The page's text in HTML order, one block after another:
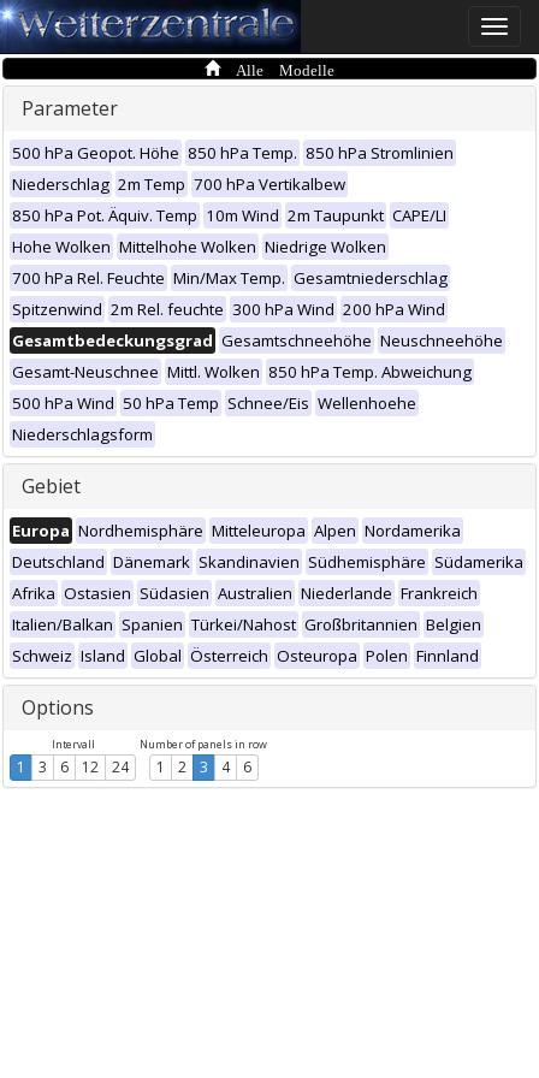
Toggle
Alle Modelle
Parameter
500 hPa Geopot. Höhe 850 hPa Temp. 850 hPa Stromlinien
Niederschlag 2m Temp 700 hPa Vertikalbew
850 hPa Pot. Äquiv. Temp 10m Wind 2m Taupunkt CAPE/LI
Hohe Wolken Mittelhohe Wolken Niedrige Wolken
700 hPa Rel. Feuchte Min/Max Temp. Gesamtniederschlag
Spitzenwind 2m Rel. feuchte 300 hPa Wind 200 hPa Wind
Gesamtbedeckungsgrad Gesamtschneehöhe Neuschneehöhe
Gesamt-Neuschnee Mittl. Wolken 850 hPa Temp. Abweichung
500 hPa Wind 50 hPa Temp Schnee/Eis Wellenhoehe
Niederschlagsform
Gebiet
Europa Nordhemisphäre Mitteleuropa Alpen Nordamerika
Deutschland Dänemark Skandinavien Südhemisphäre Südamerika
Afrika Ostasien Südasien Australien Niederlande Frankreich
Italien/Balkan Spanien Türkei/Nahost Großbritannien Belgien
Schweiz Island Global Österreich Osteuropa Polen Finnland
Options
Intervall
1 3 6 12 24
Number of panels in row
1 2 3 4 6